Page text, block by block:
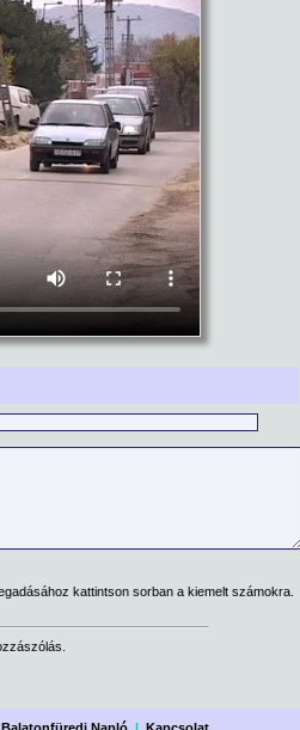
kattintson sorban a kiemelt számokra.